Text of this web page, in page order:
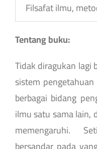
Filsafat ilmu,
Tentang buku:
Tidak diragukan lagi
sistem
berbagai bidang
ilmu satu sama lain,
memengaruhi.